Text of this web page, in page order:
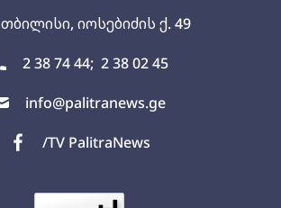
თბილისი, იოსებიძის ქ. 49
2 38 74 44; 2 38 02 45
info@palitranews.ge
/TV PalitraNews